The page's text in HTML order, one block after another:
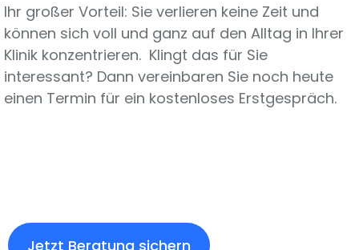
Ihr großer Vorteil: Sie verlieren keine Zeit und
können sich voll und ganz auf den Alltag in Ihrer
Klinik konzentrieren. Klingt das für Sie
interessant? Dann vereinbaren Sie noch heute
einen Termin für ein kostenloses Erstgespräch.
Jetzt Beratung sichern